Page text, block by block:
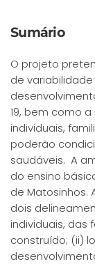
Sumário
O projeto
de
19, bem como
individuais,
poderão
saudáveis. A
do ensino
de Matosinhos.
dois
individuais, das
construído; (ii)